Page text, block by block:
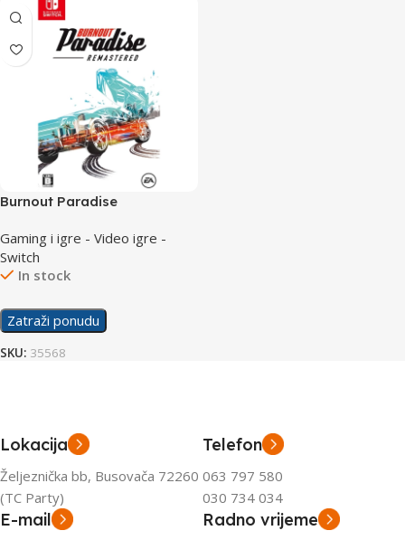
Burnout Paradise
Gaming i igre - Video igre -
Switch
In stock
Zatraži ponudu
SKU: 35568
Lokacija
Željeznička bb, Busovača 72260
(TC Party)
Telefon
063 797 580
030 734 034
E-mail Radno vrijeme